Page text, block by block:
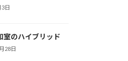
日
室のハイブリッド
28日